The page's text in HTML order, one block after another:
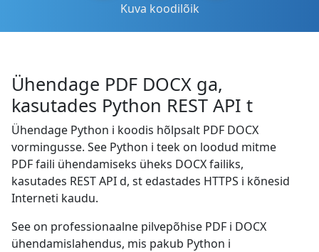
Kuva koodilõik
Ühendage PDF DOCX ga,
kasutades Python REST API t
Ühendage Python i koodis hõlpsalt PDF DOCX
vormingusse. See Python i teek on loodud mitme
PDF faili ühendamiseks üheks DOCX failiks,
kasutades REST API d, st edastades HTTPS i kõnesid
Interneti kaudu.
See on professionaalne pilvepõhise PDF i DOCX
ühendamislahendus, mis pakub Python i